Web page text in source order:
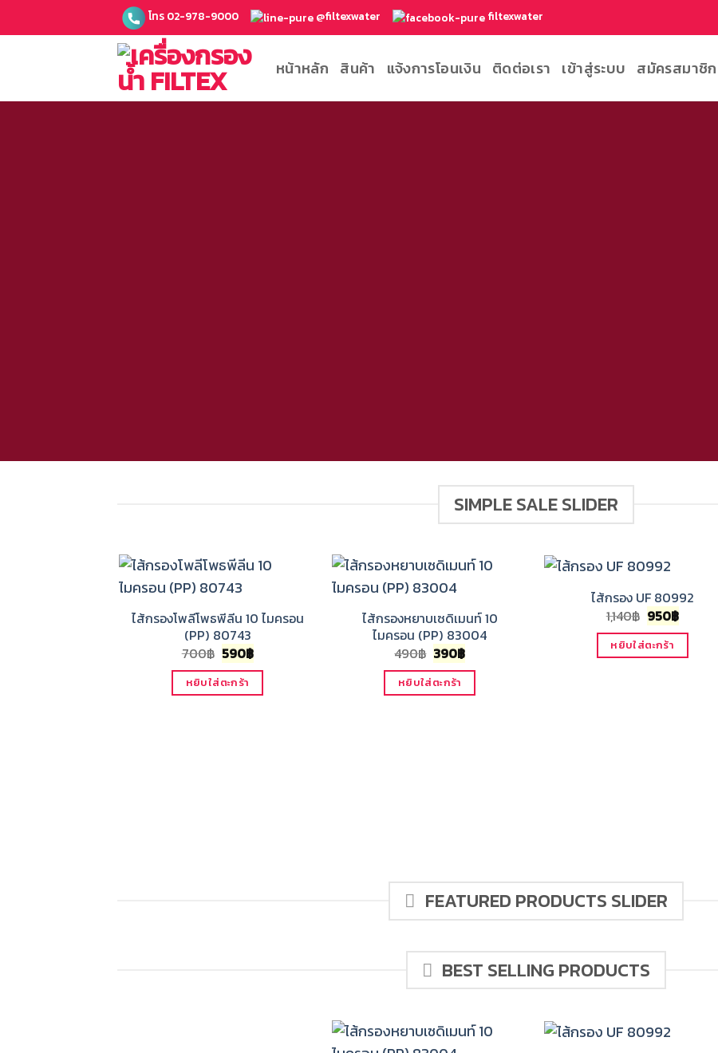
ไป
โทร 02-978-9000 @filtexwater filtexwater
หน้าหลัก สินค้า แจ้งการโอนเงิน ติดต่อเรา เข้าสู่ระบบ สมัครสมาชิก
SIMPLE SALE SLIDER
ไส้กรองโพลีโพธพีลีน 10 ไมครอน
(PP) 80743
700฿ Original
price
was:
700฿.
590฿Current
price
is:
590฿.
หยิบใส่ตะกร้า
ไส้กรองหยาบเซดิเมนท์ 10
ไมครอน (PP) 83004
490฿ Original
price
was:
490฿.
390฿Current
price
is:
390฿.
หยิบใส่ตะกร้า
ไส้กรอง UF 80992
1,140฿ Original
price
was:
1,140฿.
950฿Current
price
is:
950฿.
หยิบใส่ตะกร้า
FEATURED PRODUCTS SLIDER
BEST SELLING PRODUCTS